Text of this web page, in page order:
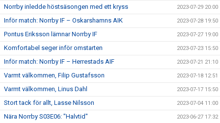
Norrby inledde höstsäsongen med ett kryss 2023-07-29 20:00
Inför match: Norrby IF – Oskarshamns AIK 2023-07-28 19:50
Pontus Eriksson lämnar Norrby IF 2023-07-27 19:00
Komfortabel seger inför omstarten 2023-07-23 15:50
Inför match: Norrby IF – Herrestads AIF 2023-07-21 21:10
Varmt välkommen, Filip Gustafsson 2023-07-18 12:51
Varmt välkommen, Linus Dahl 2023-07-17 15:50
Stort tack för allt, Lasse Nilsson 2023-07-04 11:00
Nära Norrby S03E06: "Halvtid" 2023-06-27 17:32